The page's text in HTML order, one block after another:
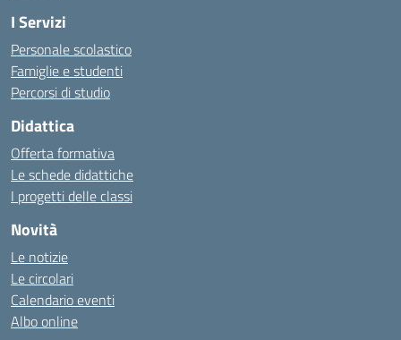
I Servizi
Personale scolastico
Famiglie e studenti
Percorsi di studio
Didattica
Offerta formativa
Le schede didattiche
I progetti delle classi
Novità
Le notizie
Le circolari
Calendario eventi
Albo online